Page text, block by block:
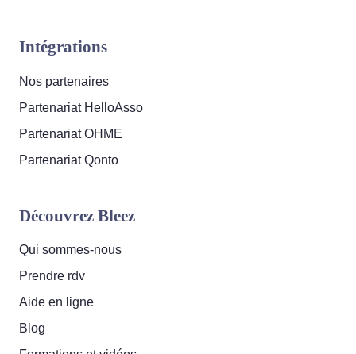
Intégrations
Nos partenaires
Partenariat HelloAsso
Partenariat OHME
Partenariat Qonto
Découvrez Bleez
Qui sommes-nous
Prendre rdv
Aide en ligne
Blog